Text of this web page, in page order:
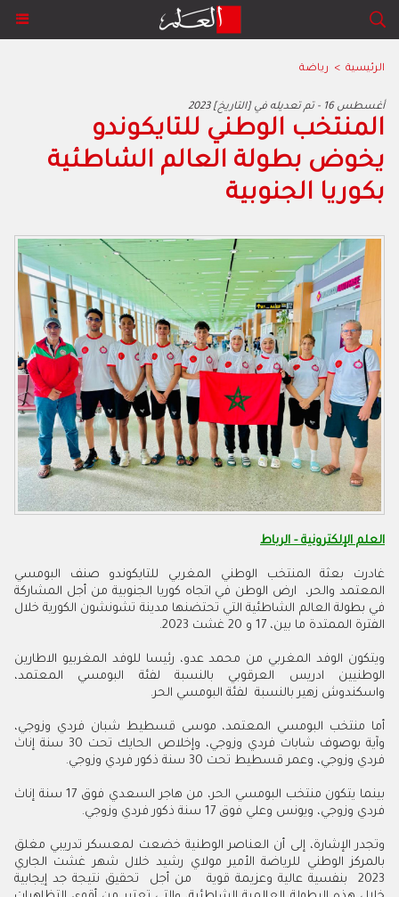
الرئيسية > رياضة
2023 أغسطس 16 - تم تعديله في [التاريخ]
المنتخب الوطني للتايكوندو
يخوض بطولة العالم الشاطئية
بكوريا الجنوبية
العلم الإلكترونية - الرباط
غادرت بعثة المنتخب الوطني المغربي للتايكوندو صنف البومسي
المعتمد والحر، ارض الوطن في اتجاه كوريا الجنوبية من أجل المشاركة
في بطولة العالم الشاطئية التي تحتضنها مدينة تشونشون الكورية خلال
الفترة الممتدة ما بين، 17 و 20 غشت 2023.
ويتكون الوفد المغربي من محمد عدو، رئيسا للوفد المغربيو الاطارين
الوطنيين ادريس العرقوبي بالنسبة لفئة البومسي المعتمد،
واسكندوش زهير بالنسبة لفئة البومسي الحر.
أما منتخب البومسي المعتمد، موسى قسطيط شبان فردي وزوجي،
وآية بوصوف شابات فردي وزوجي، وإخلاص الحايك تحت 30 سنة إناث
فردي وزوجي، وعمر قسطيط تحت 30 سنة ذكور فردي وزوجي
.
بينما يتكون منتخب البومسي الحر، من هاجر السعدي فوق 17 سنة إناث
فردي وزوجي، ويونس وعلي فوق 17 سنة ذكور فردي وزوجي.
وتجدر الإشارة، إلى أن العناصر الوطنية خضعت لمعسكر تدريبي مغلق
بالمركز الوطني للرياضة الأمير مولاي رشيد خلال شهر غشت الجاري
2023 بنفسية عالية وعزيمة قوية من أجل تحقيق نتيجة جد إيجابية